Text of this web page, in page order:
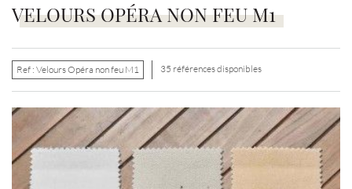
VELOURS OPÉRA NON FEU M1
Ref : Velours Opéra non feu M1 35 références disponibles